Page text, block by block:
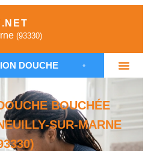
(93330)
• PLOMBIER NEUILLY-
BOUCHÉE
SUR-MARNE